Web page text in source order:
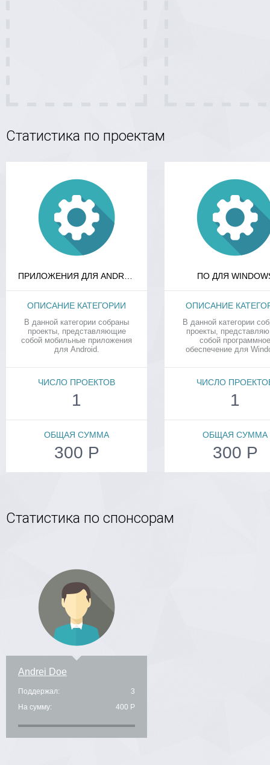
Статистика по проектам
ОПИСАНИЕ КАТЕГОРИИ
В данной категории собраны
проекты, представляющие
собой мобильные приложения
для Android.
ЧИСЛО ПРОЕКТОВ
1
ОБЩАЯ СУММА
300 Р
ПО ДЛЯ
ОПИСАНИЕ
В данной категории
проекты,
собой программное
обеспечение для
ЧИСЛО
1
ОБЩАЯ СУММА
300 Р
Статистика по спонсорам
Andrei Doe
Поддержал:
3
На сумму:
400 Р